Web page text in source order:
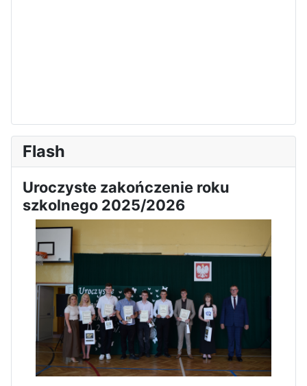
Apel z okazji 235-tej rocznicy
uchwalenia Konstytucji 3 Maja
Flash
Uroczyste zakończenie roku
szkolnego 2025/2026